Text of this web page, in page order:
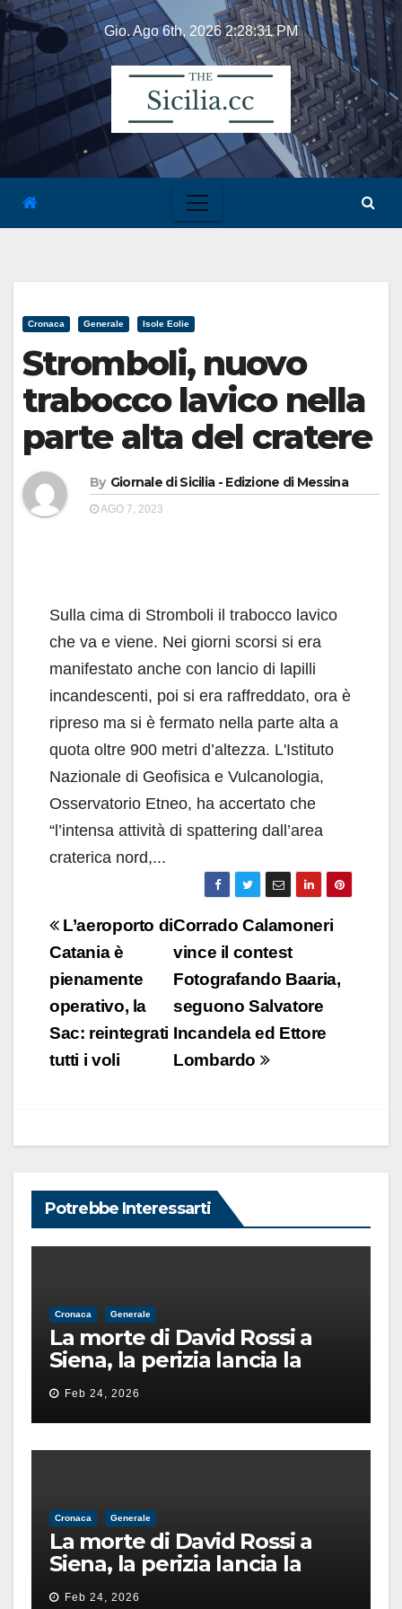
Skip
content
Gio. Ago 6th, 20262:28:31 PM
Cronaca Generale Isole Eolie
Stromboli, nuovo
trabocco lavico nella
parte alta del cratere
By Giornale di Sicilia - Edizione di Messina
AGO 7, 2023
Sulla cima di Stromboli il trabocco lavico
che va e viene. Nei giorni scorsi si era
manifestato anche con lancio di lapilli
incandescenti, poi si era raffreddato, ora è
ripreso ma si è fermato nella parte alta a
quota oltre 900 metri d’altezza. L'Istituto
Nazionale di Geofisica e Vulcanologia,
Osservatorio Etneo, ha accertato che
“l’intensa attività di spattering dall’area
craterica nord,...
Navigazione
articoli
Corrado Calamoneri
vince il contest
Fotografando Baaria,
seguono Salvatore
Incandela ed Ettore
Lombardo
L’aeroporto di
Catania è
pienamente
operativo, la
Sac: reintegrati
tutti i voli
Potrebbe Interessarti
Cronaca Generale
La morte di David Rossi a
Siena, la perizia lancia la
pista di un’intimidazione
finita male
Feb 24, 2026
Cronaca Generale
La morte di David Rossi a
Siena, la perizia lancia la
pista di un’intimidazione
Feb 24, 2026